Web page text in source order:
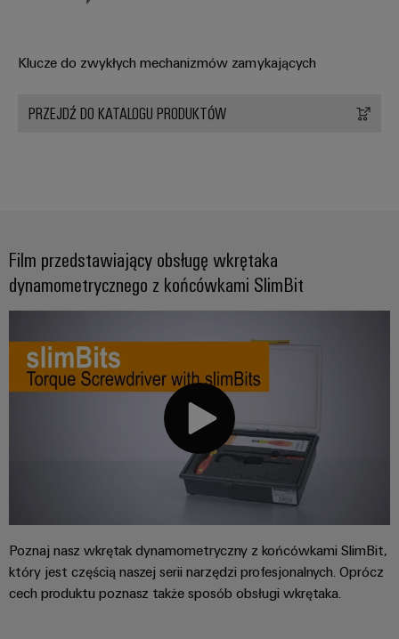
Klucze do zwykłych mechanizmów zamykających
PRZEJDŹ DO KATALOGU PRODUKTÓW
Film przedstawiający obsługę wkrętaka
dynamometrycznego z końcówkami SlimBit
Poznaj nasz wkrętak dynamometryczny z końcówkami SlimBit,
który jest częścią naszej serii narzędzi profesjonalnych. Oprócz
cech produktu poznasz także sposób obsługi wkrętaka.